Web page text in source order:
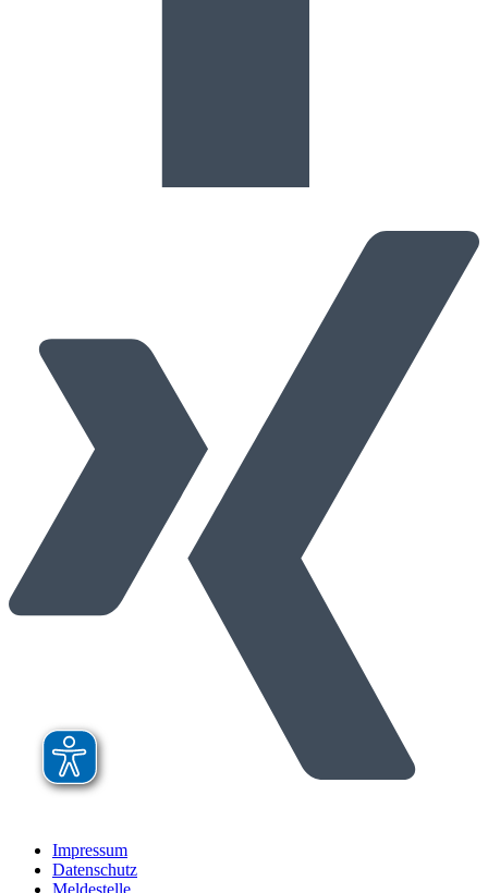
Impressum
Datenschutz
Meldestelle